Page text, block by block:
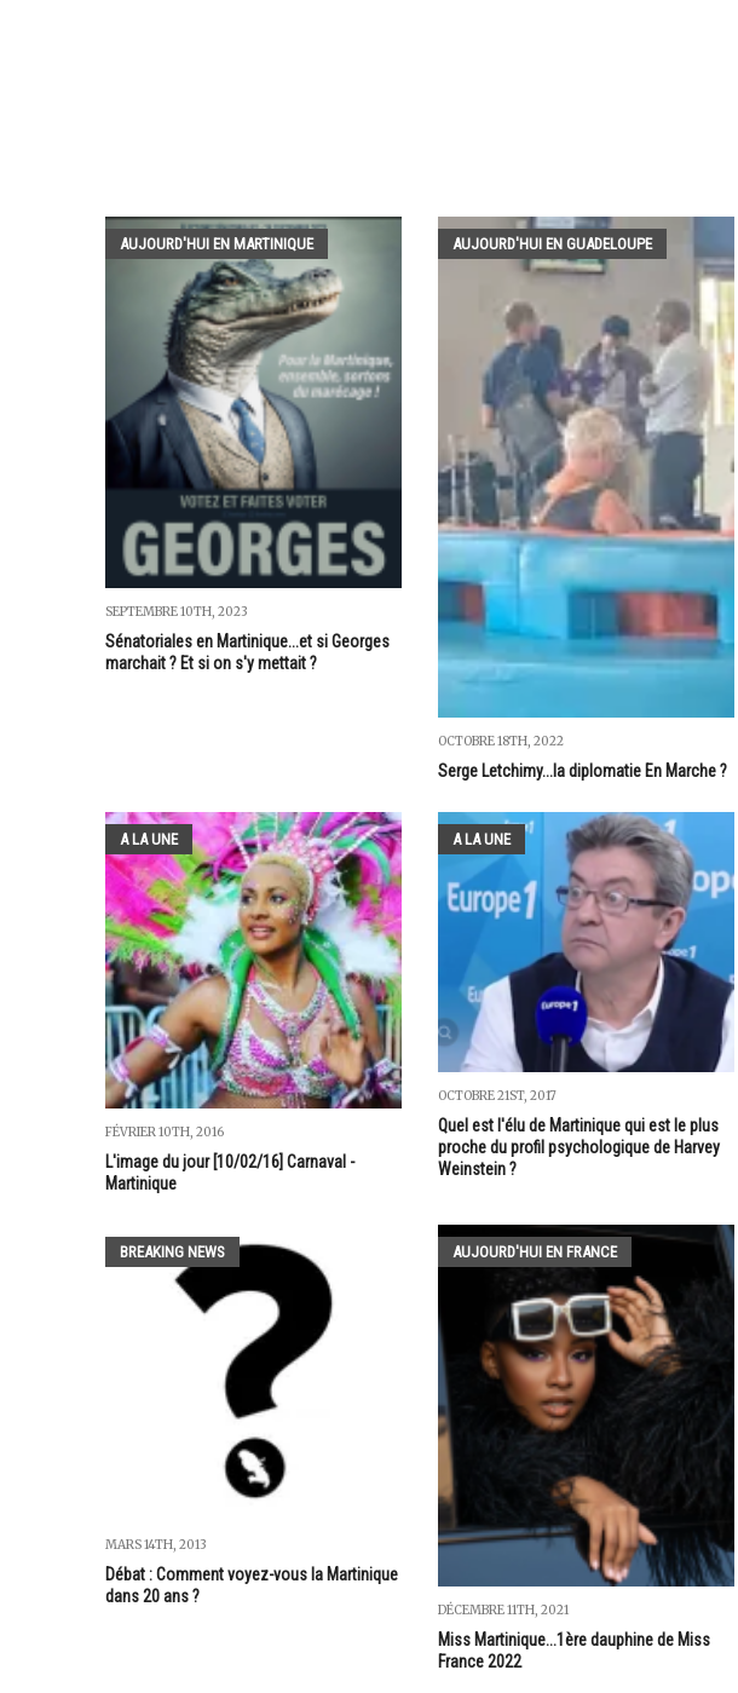
AUJOURD'HUI EN MARTINIQUE
SEPTEMBRE 10TH, 2023
Sénatoriales en Martinique...et si Georges
marchait ? Et si on s'y mettait ?
AUJOURD'HUI EN GUADELOUPE
OCTOBRE 18TH, 2022
Serge Letchimy...la diplomatie En Marche ?
A LA UNE
FÉVRIER 10TH, 2016
L'image du jour [10/02/16] Carnaval -
Martinique
A LA UNE
OCTOBRE 21ST, 2017
Quel est l'élu de Martinique qui est le plus
proche du profil psychologique de Harvey
Weinstein ?
BREAKING NEWS
MARS 14TH, 2013
Débat : Comment voyez-vous la Martinique
dans 20 ans ?
AUJOURD'HUI EN FRANCE
DÉCEMBRE 11TH, 2021
Miss Martinique...1ère dauphine de Miss
France 2022